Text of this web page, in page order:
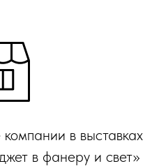
в выставках
в фанеру и свет»